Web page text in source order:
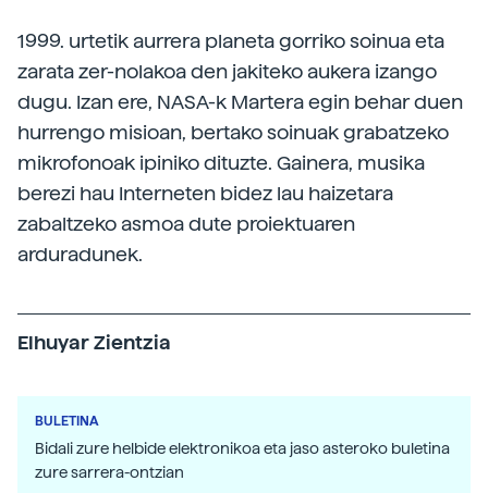
1999. urtetik aurrera planeta gorriko soinua eta
zarata zer-nolakoa den jakiteko aukera izango
dugu. Izan ere, NASA-k Martera egin behar duen
hurrengo misioan, bertako soinuak grabatzeko
mikrofonoak ipiniko dituzte. Gainera, musika
berezi hau Interneten bidez lau haizetara
zabaltzeko asmoa dute proiektuaren
arduradunek.
Elhuyar Zientzia
BULETINA
Bidali zure helbide elektronikoa eta jaso asteroko buletina
zure sarrera-ontzian